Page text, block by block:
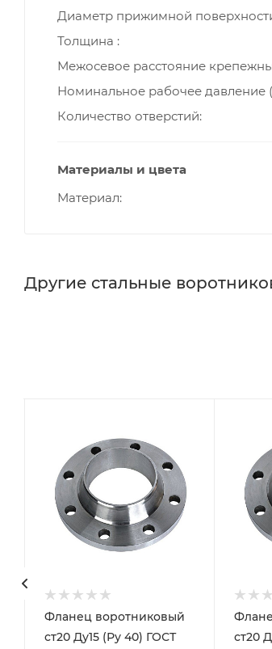
Диаметр прижимной
Толщина
Межосевое расстояние
Номинальное рабочее давление
Количество отверстий
Материалы и цвета
Материал
Другие стальные
Фланец воротниковый
ст20 Ду15 (Ру 40) ГОСТ
ст20